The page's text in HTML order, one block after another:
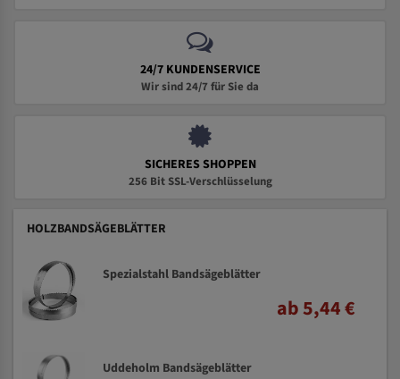
24/7 KUNDENSERVICE
Wir sind 24/7 für Sie da
SICHERES SHOPPEN
256 Bit SSL-Verschlüsselung
HOLZBANDSÄGEBLÄTTER
Spezialstahl Bandsägeblätter
ab 5,44 €
Uddeholm Bandsägeblätter